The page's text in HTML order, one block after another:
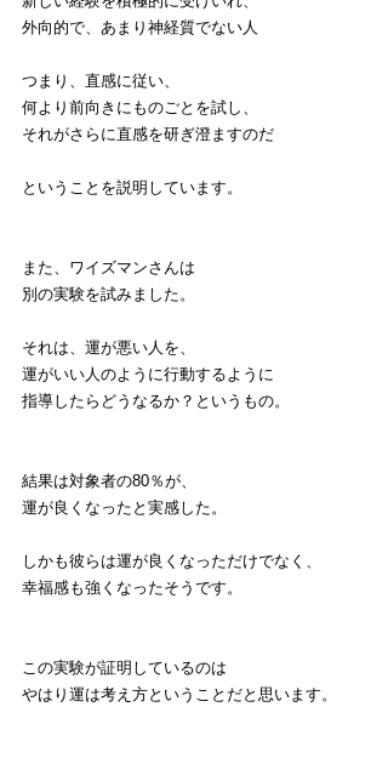
外向的で、あまり神経質でない人
つまり、直感に従い、
何より前向きにものごとを試し、
それがさらに直感を研ぎ澄ますのだ
ということを説明しています。
また、ワイズマンさんは
別の実験を試みました。
それは、運が悪い人を、
運がいい人のように行動するように
指導したらどうなるか？というもの。
結果は対象者の80％が、
運が良くなったと実感した。
しかも彼らは運が良くなっただけでなく、
幸福感も強くなったそうです。
この実験が証明しているのは
やはり運は考え方ということだと思います。